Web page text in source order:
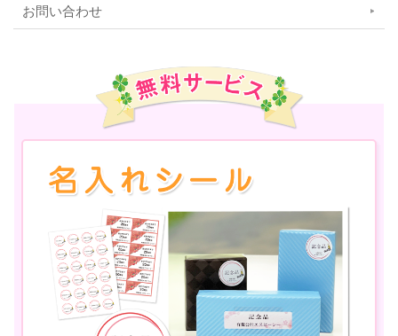
お問い合わせ